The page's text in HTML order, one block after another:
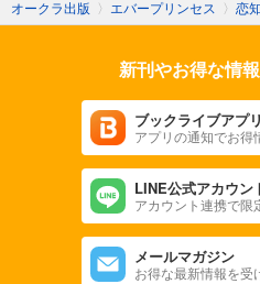
オークラ出版 〉 エバープリンセス 〉 恋
新刊やお得な情報
ブックライブアプリ
アプリの通知でお得
LINE公式アカウン
アカウント連携で限
メールマガジン
お得な最新情報を受